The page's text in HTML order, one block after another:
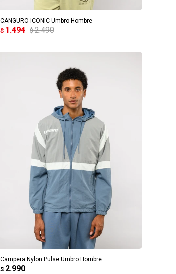
CANGURO ICONIC Umbro Hombre
$ 1.494 $ 2.490
Campera Nylon Pulse Umbro Hombre
$ 2.990
AGREGAR AL CARRITO